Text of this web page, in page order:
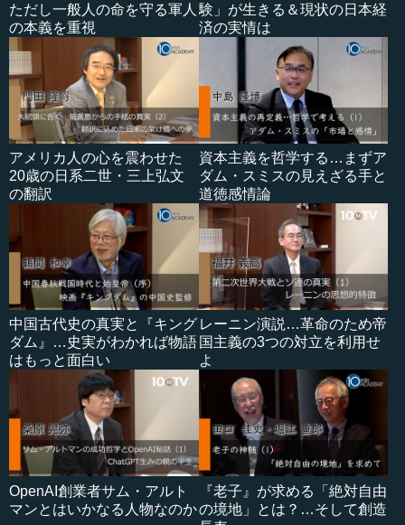
ただし一般人の命を守る軍人
の本義を重視
験」が生きる＆現状の日本経
済の実情は
アメリカ人の心を震わせた
20歳の日系二世・三上弘文
の翻訳
資本主義を哲学する…まずア
ダム・スミスの見えざる手と
道徳感情論
中国古代史の真実と『キング
ダム』…史実がわかれば物語
はもっと面白い
レーニン演説…革命のため帝
国主義の3つの対立を利用せ
よ
OpenAI創業者サム・アルト
マンとはいかなる人物なのか
『老子』が求める「絶対自由
の境地」とは？…そして創造